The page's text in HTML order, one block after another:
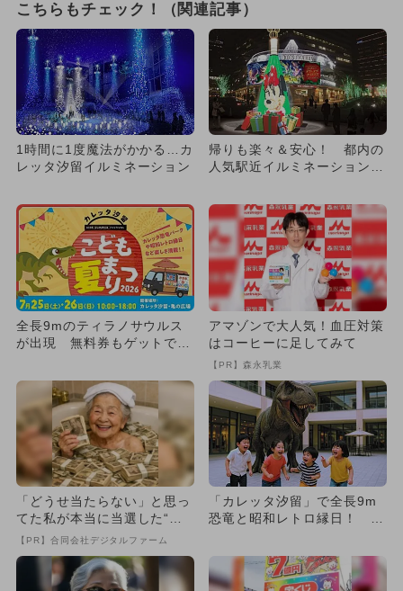
こちらもチェック！（関連記事）
1時間に1度魔法がかかる…カ
レッタ汐留イルミネーション
帰りも楽々＆安心！ 都内の
人気駅近イルミネーション13
全長9mのティラノサウルス
が出現 無料券もゲットでき
アマゾンで大人気！血圧対策
はコーヒーに足してみて
【PR】森永乳業
「どうせ当たらない」と思っ
てた私が本当に当選した“買
い方”がこれ
【PR】合同会社デジタルファーム
「カレッタ汐留」で全長9m
恐竜と昭和レトロ縁日！ 2
開...